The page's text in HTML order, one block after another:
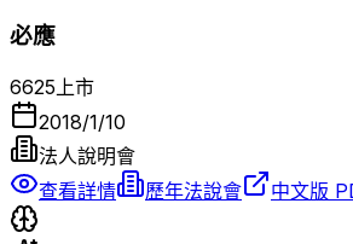
必應
6625上市
2018/1/10
法人說明會
查看詳情
歷年法說會 中文版